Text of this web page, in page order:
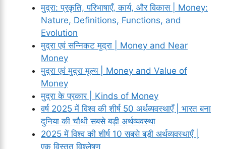
मुद्रा: प्रकृति, परिभाषाएँ, कार्य, और विकास | Money:
Nature, Definitions, Functions, and
Evolution
मुद्रा एवं सन्निकट मुद्रा | Money and Near
Money
मुद्रा एवं मुद्रा मूल्य | Money and Value of
Money
मुद्रा के प्रकार | Kinds of Money
वर्ष 2025 में विश्व की शीर्ष 50 अर्थव्यवस्थाएँ | भारत बना
दुनिया की चौथी सबसे बड़ी अर्थव्यवस्था
2025 में विश्व की शीर्ष 10 सबसे बड़ी अर्थव्यवस्थाएँ |
एक विस्तृत विश्लेषण